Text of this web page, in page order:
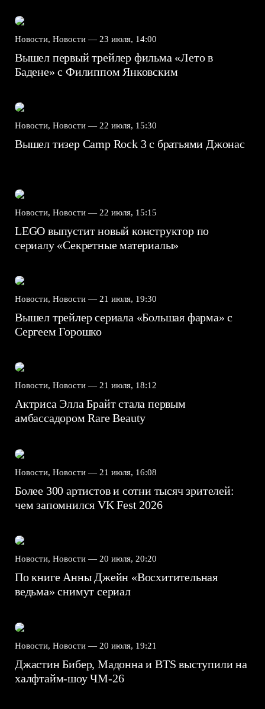
Новости, Новости — 23 июля, 14:00
Вышел первый трейлер фильма «Лето в
Бадене» с Филиппом Янковским
Новости, Новости — 22 июля, 15:30
Вышел тизер Camp Rock 3 с братьями Джонас
Новости, Новости — 22 июля, 15:15
LEGO выпустит новый конструктор по
сериалу «Секретные материалы»
Новости, Новости — 21 июля, 19:30
Вышел трейлер сериала «Большая фарма» с
Сергеем Горошко
Новости, Новости — 21 июля, 18:12
Актриса Элла Брайт стала первым
амбассадором Rare Beauty
Новости, Новости — 21 июля, 16:08
Более 300 артистов и сотни тысяч зрителей:
чем запомнился VK Fest 2026
Новости, Новости — 20 июля, 20:20
По книге Анны Джейн «Восхитительная
ведьма» снимут сериал
Новости, Новости — 20 июля, 19:21
Джастин Бибер, Мадонна и BTS выступили на
халфтайм-шоу ЧМ-26